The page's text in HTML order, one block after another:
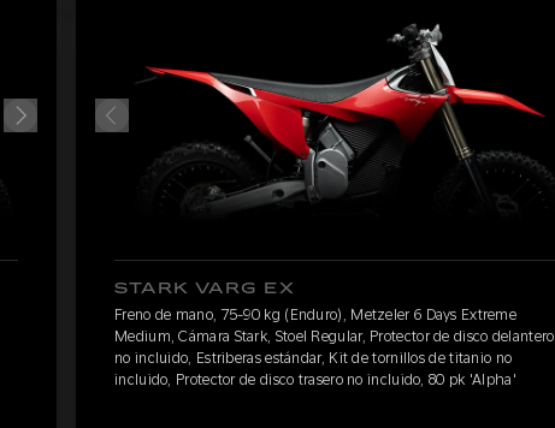
STARK VARG EX
Freno de mano, 75-90 kg (Enduro), Metzeler 6 Days Extreme
Medium, Cámara Stark, Stoel Regular, Protector de disco delantero
no incluido, Estriberas estándar, Kit de tornillos de titanio no
incluido, Protector de disco trasero no incluido, 80 pk 'Alpha'